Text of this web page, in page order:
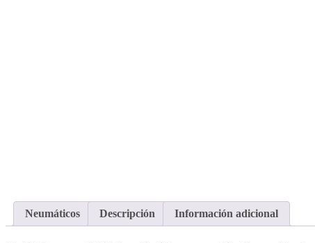
Neumáticos Descripción Información adicional